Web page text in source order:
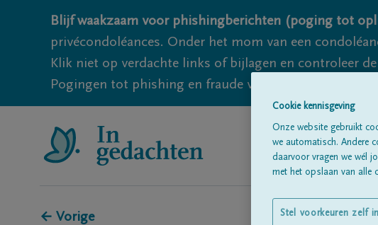
Blijf waakzaam voor phishingberichten (poging tot
privécondoléances. Onder het mom van een
Klik niet op verdachte links of bijlagen en controleer
Pogingen tot phishing en fraude vallen echter nooit
← Vorige
Cookie kennisgeving
Onze website gebruikt
we automatisch. Andere
daarvoor vragen we wél
met het opslaan van alle
Stel voorkeuren zelf in